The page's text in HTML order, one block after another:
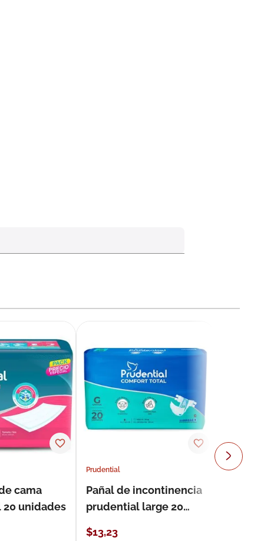
cama
unidades
Prudential
Pañal de incontinencia
prudential large 20
$13,23